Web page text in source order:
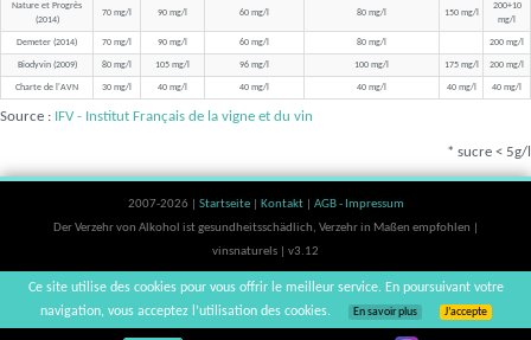
Nature et Progrès
(2014)
70 mg/l 90 mg/l 60 mg/l 80 mg/l 150 mg/l
200+10
mg/l
Demeter (2014) 70 mg/l 90 mg/l 60 mg/l 80 mg/l 200 mg/l
Biodyvin (2009) 80 mg/l 105 mg/l 96 mg/l 100 mg/l 175 mg/l 200 mg/l
Charte de l'AVN 30 mg/l 40 mg/l 40 mg/l 40 mg/l 40 mg/l 40 mg/l
Source : IFV - Institut Français de la vigne et du vin
* sucre < 5g/l
2007-2026 | Startseite Kontakt
AGB - Impressum
Der Verzehr von Alkohol ist gesundheitsschädlich, Verzehr in Maßen empfohlen |
vinsnaturels | v3.12
Ce site utilise des cookies pour vous offrir le meilleur service. En poursuivant votre
navigation, vous acceptez l’utilisation des cookies.
En savoir plus J’accepte